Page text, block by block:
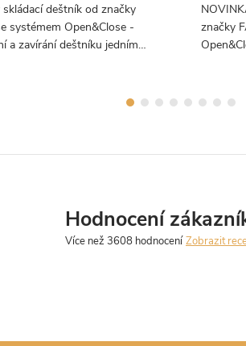
skládací deštník od značky
systémem Open&Close -
a zavírání deštníku jedním
značky
designem!
Hodnocení
Zobrazit